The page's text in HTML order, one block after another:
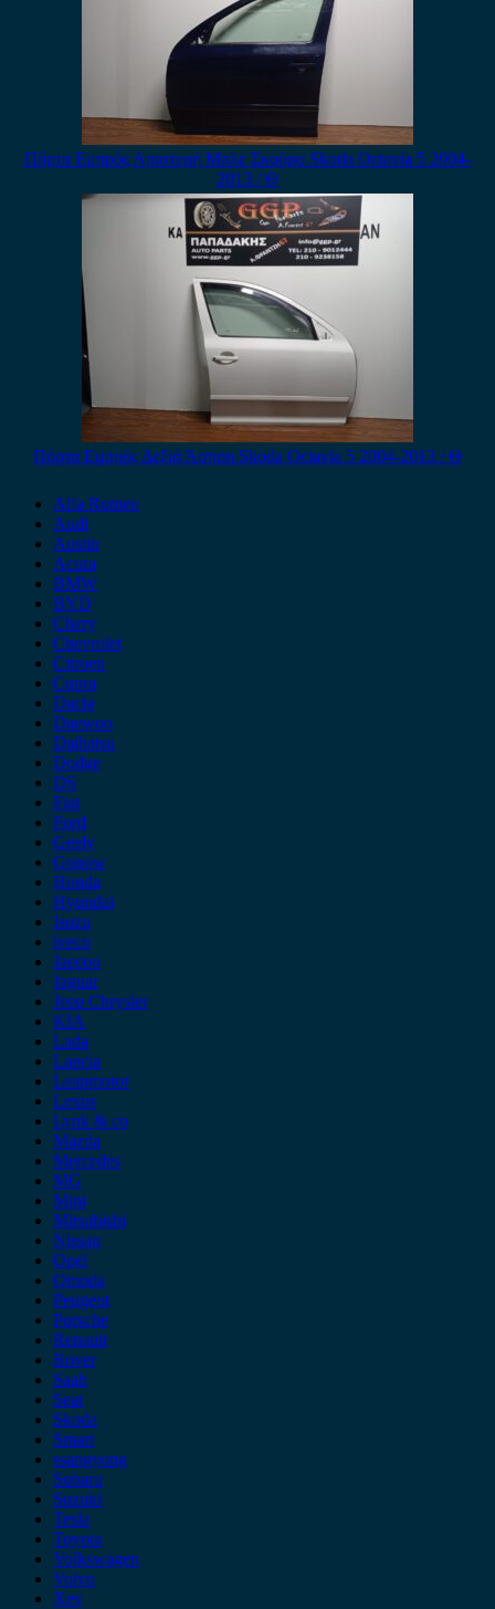
Πόρτα Εμπρός Αριστερή Μπλε Σκούρο Skoda Octavia 5 2004-
2013 / Θ
Πόρτα Εμπρός Δεξιά Άσπρη Skoda Octavia 5 2004-2013 / Θ
Alfa Romeo
Audi
Austin
Acura
BMW
BYD
Chery
Chevrolet
Citroen
Cupra
Dacia
Daewoo
Daihatsu
Dodge
DS
Fiat
Ford
Geely
Gonow
Honda
Hyundai
Isuzu
iveco
Jaecoo
Jaguar
Jeep Chrysler
KIA
Lada
Lancia
Leapmotor
Lexus
Lynk & co
Mazda
Mercedes
MG
Mini
Mitsubishi
Nissan
Opel
Omoda
Peugeot
Porsche
Renault
Rover
Saab
Seat
Skoda
Smart
ssangyong
Subaru
Suzuki
Tesla
Toyota
Volkswagen
Volvo
Xev